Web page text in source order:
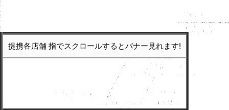
提携各店舗 指でスクロールするとバナー見れます!